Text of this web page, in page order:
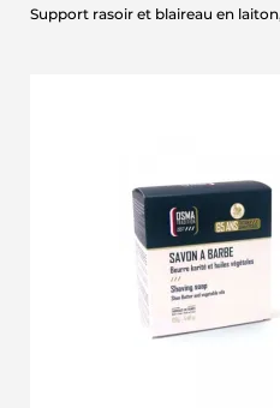
Support rasoir et blaireau en